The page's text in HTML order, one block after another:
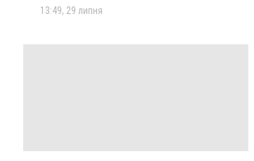
13:49, 29 липня